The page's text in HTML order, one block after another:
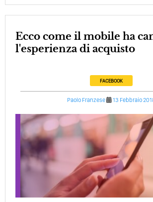
Ecco come il mobile ha cambiato
l'esperienza di acquisto
FACEBOOK
Paolo Franzese 13 Febbraio